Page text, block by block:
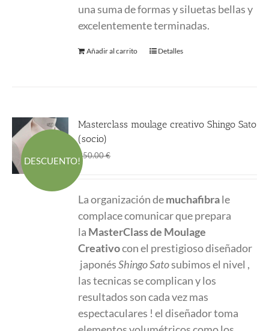
una suma de formas y siluetas bellas y
excelentemente terminadas.
Añadir al carrito Detalles
DESCUENTO!
Masterclass moulage creativo Shingo Sato
(socio)
350.00€
era:
350.00 €.
es:
280.00 €.
La organización demuchafibrale
complace comunicar que prepara
la MasterClassde Moulage
Creativocon el prestigioso diseñador
japonésShingo Satosubimos el nivel ,
las tecnicas se complican y los
resultados son cada vez mas
espectaculares ! el diseñador toma